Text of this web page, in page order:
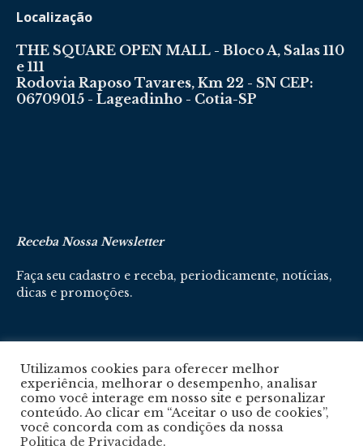
Localização
THE SQUARE OPEN MALL - Bloco A, Salas 110
e 111
Rodovia Raposo Tavares, Km 22 - SN CEP:
06709015 - Lageadinho - Cotia-SP
Receba Nossa Newsletter
Faça seu cadastro e receba, periodicamente, notícias,
dicas e promoções.
Cadastre-se aqui
Utilizamos cookies para oferecer melhor
experiência, melhorar o desempenho, analisar
como você interage em nosso site e personalizar
conteúdo. Ao clicar em “Aceitar o uso de cookies”,
você concorda com as condições da nossa
Politica de Privacidade.